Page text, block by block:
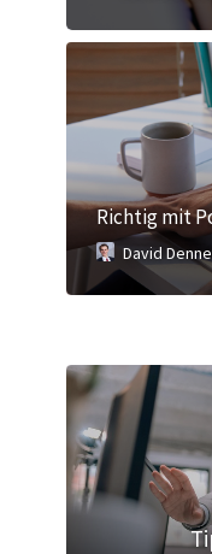
Richtig mit
David